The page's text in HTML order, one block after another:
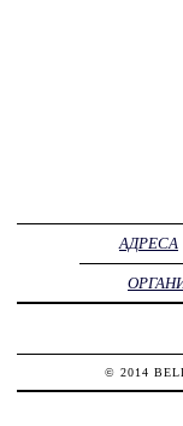
АДРЕСА
© 2014